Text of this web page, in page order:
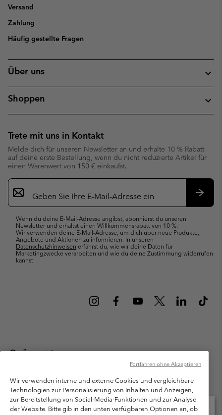
Versand
Zahlung
Häufig gestellte Fragen
Über uns
Shoppen
Trete mit uns in Kontakt
Melde dich für unseren Newsletter an und erhalte 10 % Rabatt
auf deine erste Bestellung, wenn du nicht reduzierte Artikel für
einen Warenwert von 150 € einkaufst.
Newsletter-
Anmeldung
Wenn du deine E-Mail-Adresse angibst, abonnierst du unseren
Newsletter und erhältst einen Willkommensrabatt von 10 %.
Wir verwenden deine E-Mail-Adresse, um dich über neue Produkte,
Angebote und Aktionen zu informieren. In unseren
Datenschutzhinweisen erfährst du, wie wir deine Daten für
Marketingzwecke verarbeiten und wie du deine Zustimmung widerrufen
kannst.
Österreich
Columbia Sportswear Austria GmbH. Moosfeldstraße 1, 5101
Bergheim, Salzburg Österreich. Alle Rechte vorbehalten.
Nutzungsbedingungen
Allgemeine Verkaufsbedingungen
Garantie
Datenschutzerklärung
Wir verwenden interne und externe Cookies und vergleichbare
Technologien zur Personalisierung von Inhalten und Anzeigen,
zur Bereitstellung von Social-Media-Funktionen und zur Analyse
der Website. Bitte gib in den unten verfügbaren Optionen an, ob
Fortfahren ohne Akzeptieren